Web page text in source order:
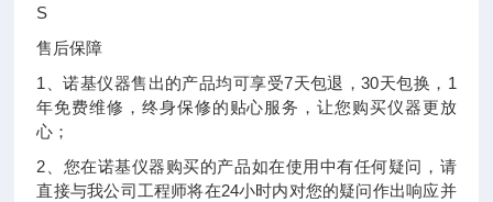
S
售后保障
1、诺基仪器售出的产品均可享受7天包退，30天包换，1
年免费维修，终身保修的贴心服务，让您购买仪器更放
心；
2、您在诺基仪器购买的产品如在使用中有任何疑问，请
直接与我公司工程师将在24小时内对您的疑问作出响应并